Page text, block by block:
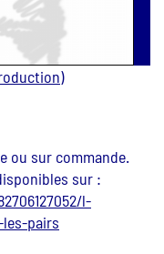
ou sur commande.
sur :
l-
pairs